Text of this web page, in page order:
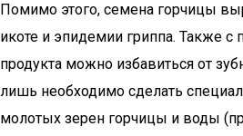
Помимо этого, семена горчицы
икоте и эпидемии гриппа. Также
продукта можно избавиться от
лишь необходимо сделать
молотых зерен горчицы и воды